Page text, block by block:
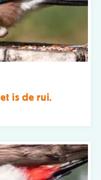
is de rui.